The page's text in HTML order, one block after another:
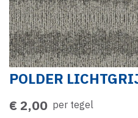
POLDER
€ 2,00 per tegel